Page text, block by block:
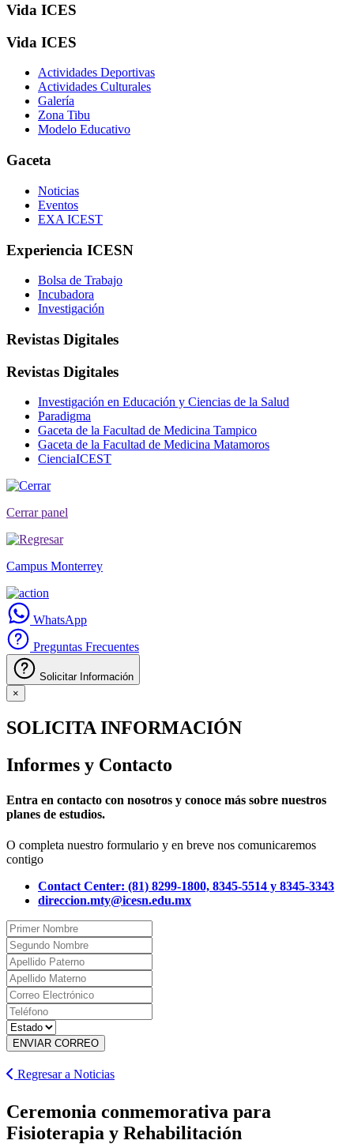
Vida ICES
Vida ICES
Actividades Deportivas
Actividades Culturales
Galería
Zona Tibu
Modelo Educativo
Gaceta
Noticias
Eventos
EXA ICEST
Experiencia ICESN
Bolsa de Trabajo
Incubadora
Investigación
Revistas Digitales
Revistas Digitales
Investigación en Educación y Ciencias de la Salud
Paradigma
Gaceta de la Facultad de Medicina Tampico
Gaceta de la Facultad de Medicina Matamoros
CienciaICEST
Cerrar panel
Campus Monterrey
WhatsApp
Preguntas Frecuentes
Solicitar Información
×
SOLICITA INFORMACIÓN
Informes y Contacto
Entra en contacto con nosotros y conoce más sobre nuestros
planes de estudios.
O completa nuestro formulario y en breve nos comunicaremos
contigo
Contact Center: (81) 8299-1800, 8345-5514 y 8345-3343
direccion.mty@icesn.edu.mx
ENVIAR CORREO
Regresar a Noticias
Ceremonia conmemorativa para
Fisioterapia y Rehabilitación